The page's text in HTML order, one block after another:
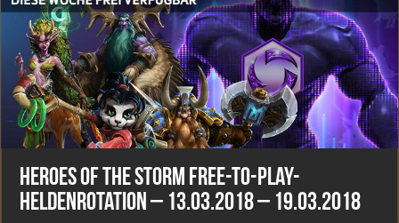
Heroes of the Storm Free-to-Play-
Heldenrotation – 13.03.2018 – 19.03.2018